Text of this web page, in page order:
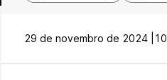
29 de novembro de 2024 |